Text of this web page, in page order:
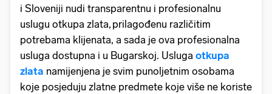
i Sloveniji nudi transparentnu i profesionalnu
uslugu otkupa zlata, prilagođenu različitim
potrebama klijenata, a sada je ova profesionalna
usluga dostupna i u Bugarskoj. Usluga otkupa
zlata namijenjena je svim punoljetnim osobama
koje posjeduju zlatne predmete koje više ne koriste